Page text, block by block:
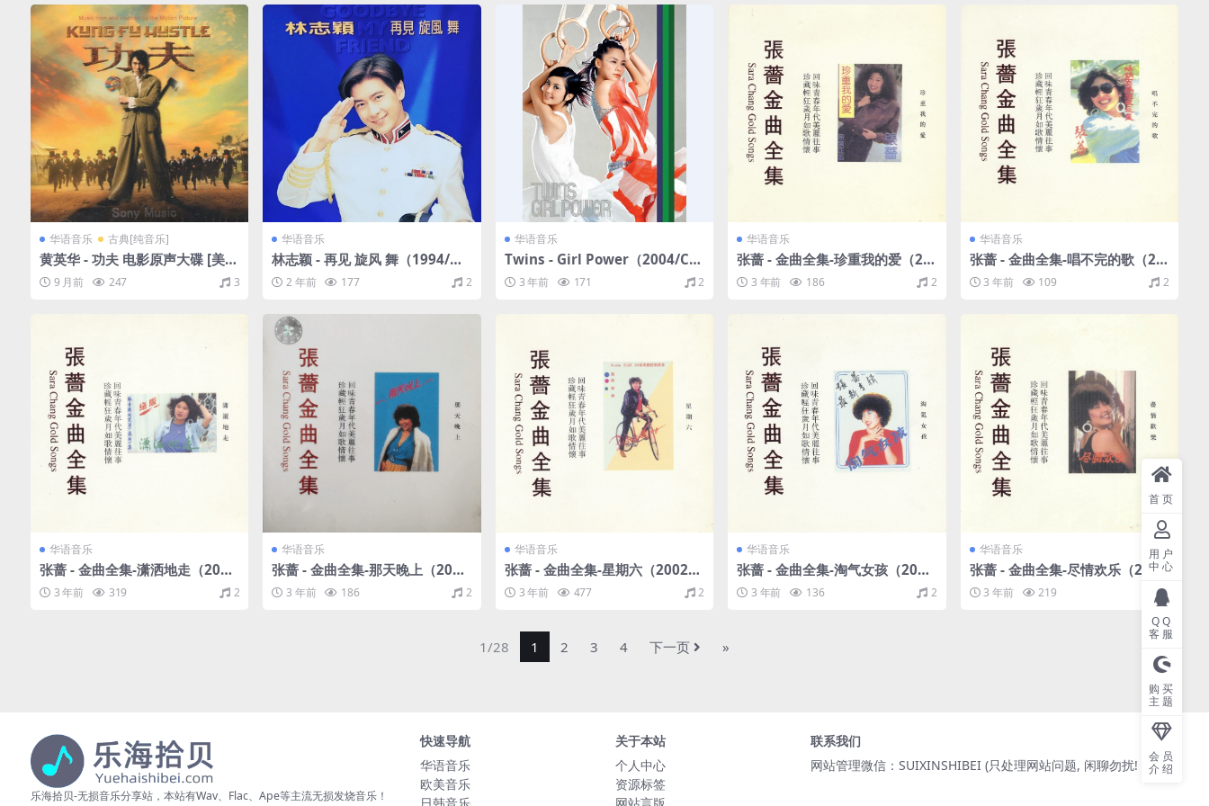
华语音乐 古典[纯音乐]
黄英华 - 功夫 电影原声大碟 [美
版]（2004/CUE+WAV/整轨/532
M）
9 月前 247 3
华语音乐
林志颖 - 再见 旋风 舞（1994/WA
V/整轨/462M）
2 年前 177 2
华语音乐
Twins - Girl Power（2004/CU
E+WAV/整轨/410M）
3 年前 171 2
华语音乐
张蔷 - 金曲全集-珍重我的爱（20
02/WAV+CUE/整轨/415M）
3 年前 186 2
华语音乐
张蔷 - 金曲全集-唱不完的歌（20
02/WAV+CUE/整轨/409M）
3 年前 109 2
华语音乐
张蔷 - 金曲全集-潇洒地走（200
2/WAV+CUE/整轨/482M）
3 年前 319 2
华语音乐
张蔷 - 金曲全集-那天晚上（200
2/WAV+CUE/整轨/352M）
3 年前 186 2
华语音乐
张蔷 - 金曲全集-星期六（2002/
WAV+CUE/整轨/472M）
3 年前 477 2
华语音乐
张蔷 - 金曲全集-淘气女孩（200
2/WAV+CUE/整轨/484M）
3 年前 136 2
华语音乐
张蔷 - 金曲全集-尽情欢乐（200
2/WAV+CUE/整轨/417M）
3 年前 219 2
1/28 1 2 3 4 下一页 »
乐海拾贝-无损音乐分享站，本站有Wav、Flac、Ape等主流无损发烧音乐！
快速导航
华语音乐
欧美音乐
关于本站
个人中心
资源标签
联系我们
网站管理微信：SUIXINSHIBEI (只处理网站问题, 闲聊勿扰! )
首页
用户
中心
QQ
客服
购买
主题
会员
介绍